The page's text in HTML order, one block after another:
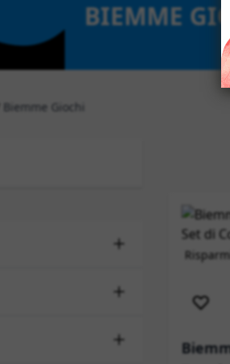
BIEMME
Biemme Giochi